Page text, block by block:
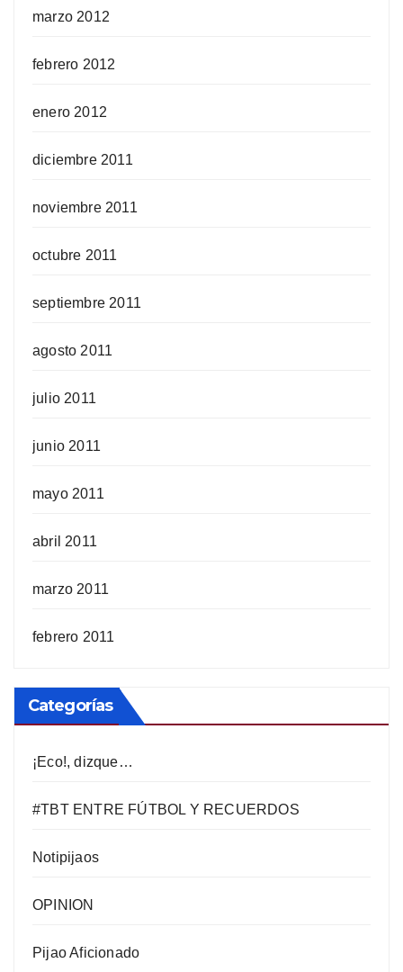
marzo 2012
febrero 2012
enero 2012
diciembre 2011
noviembre 2011
octubre 2011
septiembre 2011
agosto 2011
julio 2011
junio 2011
mayo 2011
abril 2011
marzo 2011
febrero 2011
Categorías
¡Eco!, dizque…
#TBT ENTRE FÚTBOL Y RECUERDOS
Notipijaos
OPINION
Pijao Aficionado